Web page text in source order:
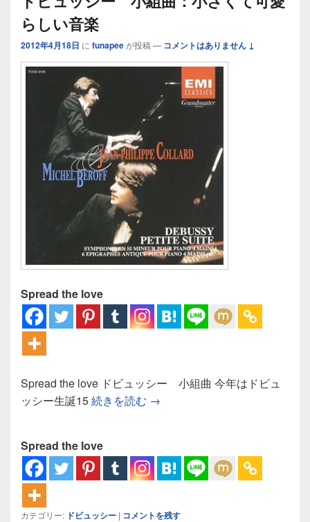
らしい音楽
2012年4月18日 に funapeeが投稿 — コメントはありません ↓
Spread the love
Spread the love ドビュッシー 小組曲 今年はドビュ
ッシー生誕15続きを読む ドビュッシー 小組曲：小さく
→
Spread the love
カテゴリー: ドビュッシー | コメントを残す